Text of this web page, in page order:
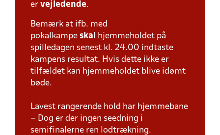
er vejledende.
Bemærk at ifb. med
pokalkampe skal
hjemmeholdet på
spilledagen senest kl. 24.00 indtaste
kampens resultat. Hvis dette ikke er
tilfældet kan hjemmeholdet blive idømt
bøde.
Lavest rangerende hold har hjemmebane
– Dog er der ingen seedning i
semifinalerne ren lodtrækning.